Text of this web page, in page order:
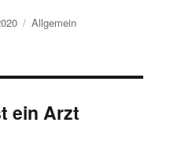
Kategorien
Allgemein
ein Arzt